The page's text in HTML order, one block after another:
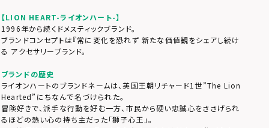
【LION HEART-ライオンハート-】
1996年から続くドメスティックブランド。
ブランドコンセプトは『常に変化を恐れず 新たな価値観をシェアし続け
る アクセサリーブランド。
ブランドの歴史
ライオンハートのブランドネームは、英国王朝リチャード1世”The Lion
Hearted”にちなんで名づけられた。
冒険好きで、派手な行動を好む一方、市民から硬い忠誠心をささげられ
るほどの熱い心の持ち主だった「獅子心王」。